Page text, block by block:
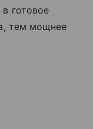
готовое
тем мощнее